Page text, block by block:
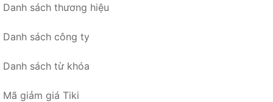
Danh sách thương hiệu
Danh sách công ty
Danh sách từ khóa
Mã giảm giá Tiki